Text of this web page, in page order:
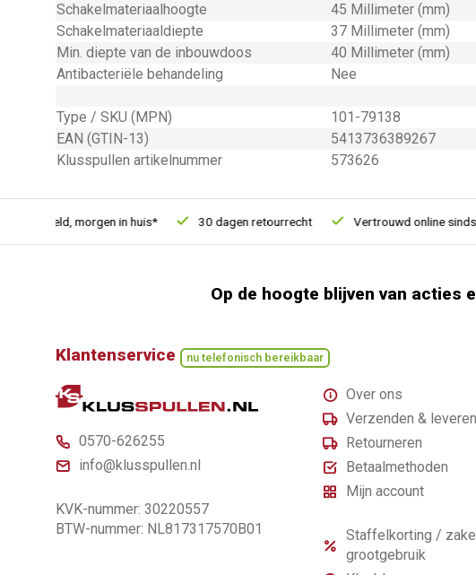
Schakelmateriaalhoogte
45 Millimeter (mm)
Schakelmateriaaldiepte
37 Millimeter (mm)
Min. diepte van de inbouwdoos
40 Millimeter (mm)
Antibacteriële behandeling
Nee
Type / SKU (MPN)
101-79138
EAN (GTIN-13)
5413736389267
Klusspullen artikelnummer
573626
besteld, morgen in huis* 30 dagen retourrecht Vertrouwd online sinds
Op de hoogte blijven van acties
Klantenservice nu telefonisch bereikbaar
0570-626255
info@klusspullen.nl
KVK-nummer: 30220557
BTW-nummer: NL817317570B01
Over ons
Verzenden & leveren
Retourneren
Betaalmethoden
Mijn account
Staffelkorting /
grootgebruik